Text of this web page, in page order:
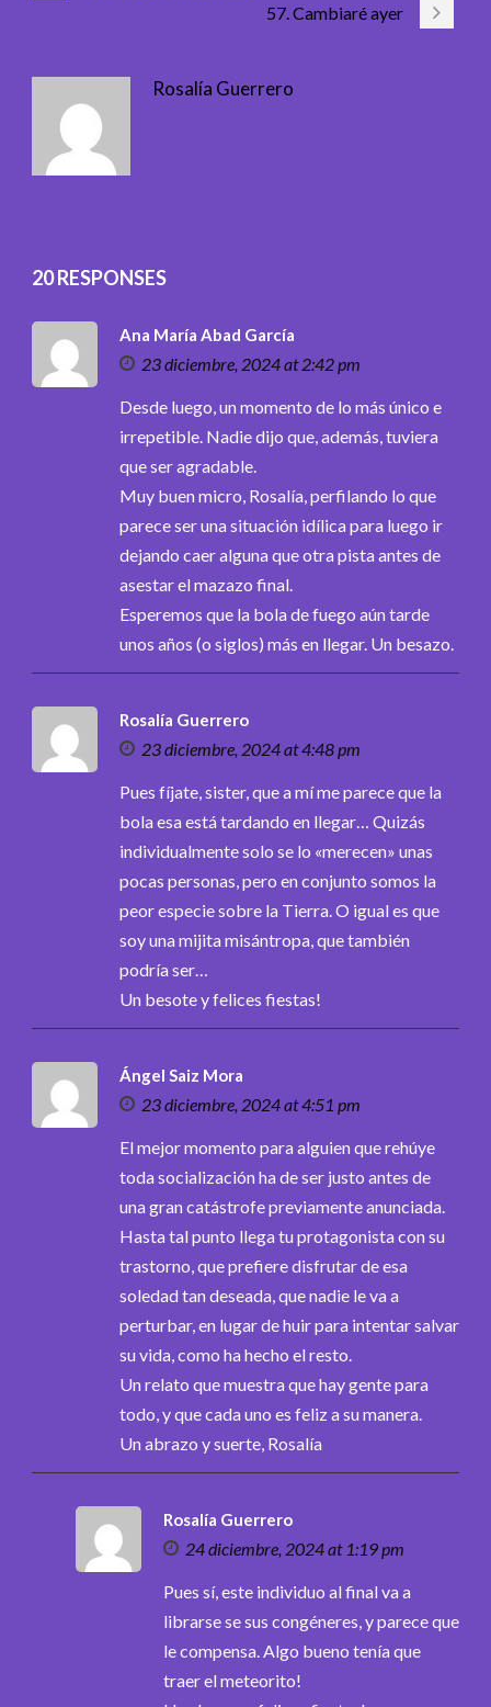
57. Cambiaré ayer
Rosalía Guerrero
20 RESPONSES
Ana María Abad García
23 diciembre, 2024 at 2:42 pm
Desde luego, un momento de lo más único e
irrepetible. Nadie dijo que, además, tuviera
que ser agradable.
Muy buen micro, Rosalía, perfilando lo que
parece ser una situación idílica para luego ir
dejando caer alguna que otra pista antes de
asestar el mazazo final.
Esperemos que la bola de fuego aún tarde
unos años (o siglos) más en llegar. Un besazo.
Rosalía Guerrero
23 diciembre, 2024 at 4:48 pm
Pues fíjate, sister, que a mí me parece que la
bola esa está tardando en llegar… Quizás
individualmente solo se lo «merecen» unas
pocas personas, pero en conjunto somos la
peor especie sobre la Tierra. O igual es que
soy una mijita misántropa, que también
podría ser…
Un besote y felices fiestas!
Ángel Saiz Mora
23 diciembre, 2024 at 4:51 pm
El mejor momento para alguien que rehúye
toda socialización ha de ser justo antes de
una gran catástrofe previamente anunciada.
Hasta tal punto llega tu protagonista con su
trastorno, que prefiere disfrutar de esa
soledad tan deseada, que nadie le va a
perturbar, en lugar de huir para intentar salvar
su vida, como ha hecho el resto.
Un relato que muestra que hay gente para
todo, y que cada uno es feliz a su manera.
Un abrazo y suerte, Rosalía
Rosalía Guerrero
24 diciembre, 2024 at 1:19 pm
Pues sí, este individuo al final va a
librarse se sus congéneres, y parece que
le compensa. Algo bueno tenía que
traer el meteorito!